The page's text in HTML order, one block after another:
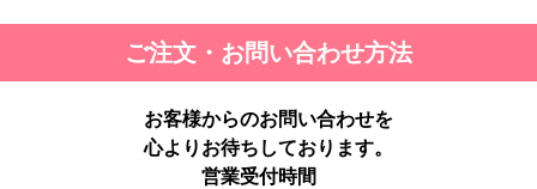
ご注文・お問い合わせ方法
お客様からのお問い合わせを
心よりお待ちしております。
営業受付時間